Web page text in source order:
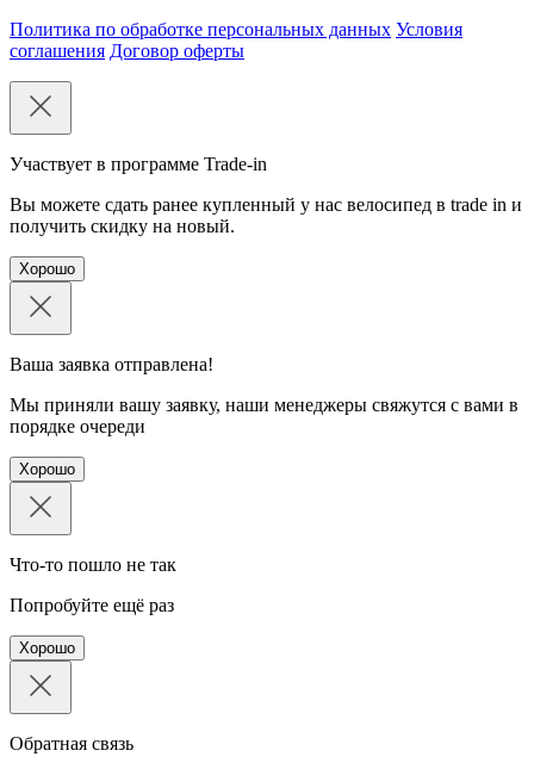
Политика по обработке персональных данных Условия
соглашения Договор оферты
Участвует в программе Trade-in
Вы можете сдать ранее купленный у нас велосипед в trade in и
получить скидку на новый.
Хорошо
Ваша заявка отправлена!
Мы приняли вашу заявку, наши менеджеры свяжутся с вами в
порядке очереди
Хорошо
Что-то пошло не так
Попробуйте ещё раз
Хорошо
Обратная связь